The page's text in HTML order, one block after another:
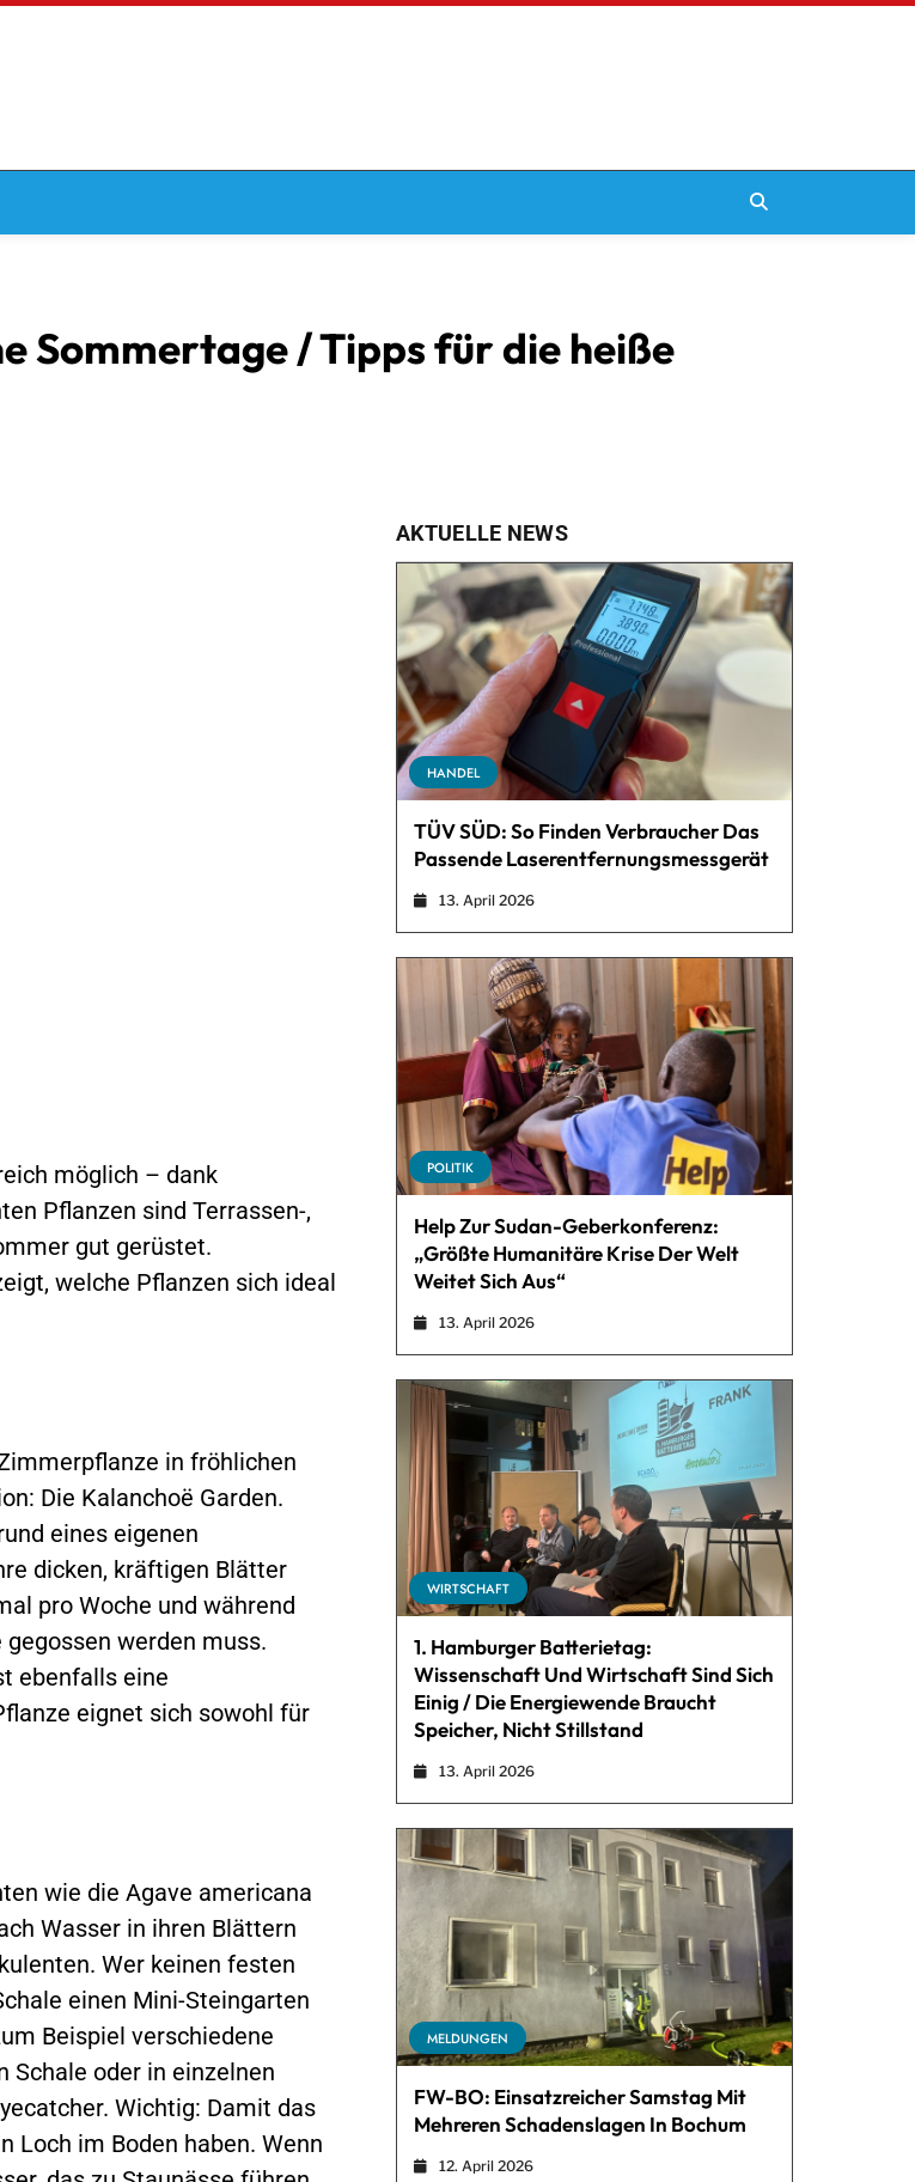
Sommertage / Tipps für die heiße
möglich – dank
Pflanzen sind Terrassen-,
gut gerüstet.
welche Pflanzen sich ideal
in fröhlichen
Die Kalanchoë Garden.
eines eigenen
dicken, kräftigen Blätter
pro Woche und während
werden muss.
ebenfalls eine
eignet sich sowohl für
wie die Agave americana
Wasser in ihren Blättern
Wer keinen festen
einen Mini-Steingarten
Beispiel verschiedene
Schale oder in einzelnen
Wichtig: Damit das
Loch im Boden haben. Wenn
AKTUELLE NEWS
HANDEL
TÜV SÜD: So Finden Verbraucher Das
Passende Laserentfernungsmessgerät
13. April 2026
POLITIK
Help Zur Sudan-Geberkonferenz:
„Größte Humanitäre Krise Der Welt
Weitet Sich Aus“
13. April 2026
WIRTSCHAFT
1. Hamburger Batterietag:
Wissenschaft Und Wirtschaft Sind Sich
Einig / Die Energiewende Braucht
Speicher, Nicht Stillstand
13. April 2026
MELDUNGEN
FW-BO: Einsatzreicher Samstag Mit
Mehreren Schadenslagen In Bochum
12. April 2026